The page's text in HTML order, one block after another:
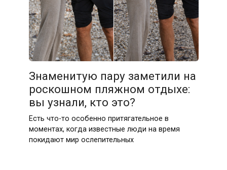
Знаменитую пару заметили на
роскошном пляжном отдыхе:
вы узнали, кто это?
Есть что-то особенно притягательное в
моментах, когда известные люди на время
покидают мир ослепительных